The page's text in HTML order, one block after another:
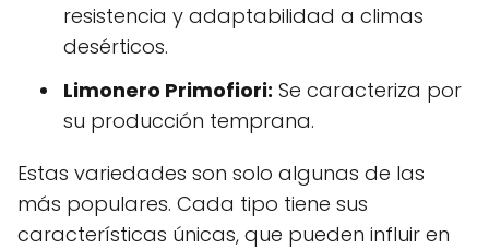
resistencia y adaptabilidad a climas
desérticos.
Limonero Primofiori: Se caracteriza por
su producción temprana.
Estas variedades son solo algunas de las
más populares. Cada tipo tiene sus
características únicas, que pueden influir en